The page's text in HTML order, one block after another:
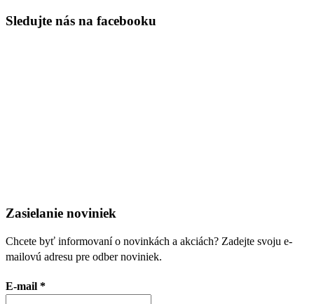
Sledujte nás na facebooku
Zasielanie noviniek
Chcete byť informovaní o novinkách a akciách? Zadejte svoju e-
mailovú adresu pre odber noviniek.
E-mail *